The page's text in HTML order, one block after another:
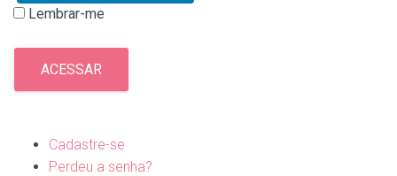
Lembrar-me
ACESSAR
Cadastre-se
Perdeu a senha?